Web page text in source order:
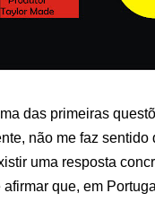
das primeiras
não me faz
uma resposta
que, em